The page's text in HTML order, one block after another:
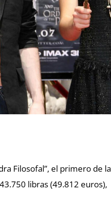
Filosofal”, el primero de la
libras (49.812 euros),